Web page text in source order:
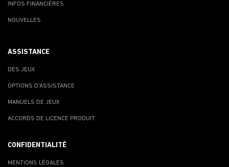
INFOS FINANCIÈRES
NOUVELLES
ASSISTANCE
DES JEUX
OPTIONS D'ASSISTANCE
MANUELS DE JEUX
ACCORDS DE LICENCE PRODUIT
CONFIDENTIALITÉ
MENTIONS LÉGALES